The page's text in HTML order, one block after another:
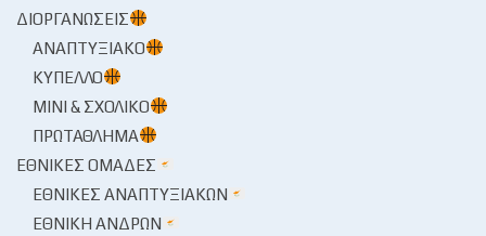
ΔΙΟΡΓΑΝΏΣΕΙΣ
ΑΝΑΠΤΥΞΙΑΚΌ
ΚΎΠΕΛΛΟ
ΜΊΝΙ & ΣΧΟΛΙΚΌ
ΠΡΩΤΆΘΛΗΜΑ
ΕΘΝΙΚΈΣ ΟΜΆΔΕΣ
ΕΘΝΙΚΈΣ ΑΝΑΠΤΥΞΙΑΚΏΝ
ΕΘΝΙΚΉ ΑΝΔΡΏΝ